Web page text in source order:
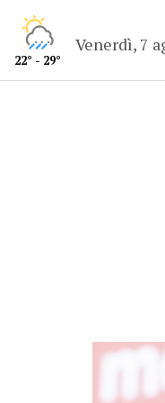
22° - 29°
Venerdì, 7